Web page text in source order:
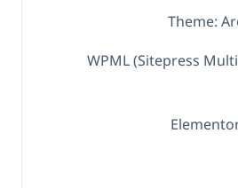
Theme:
WPML (Sitepress